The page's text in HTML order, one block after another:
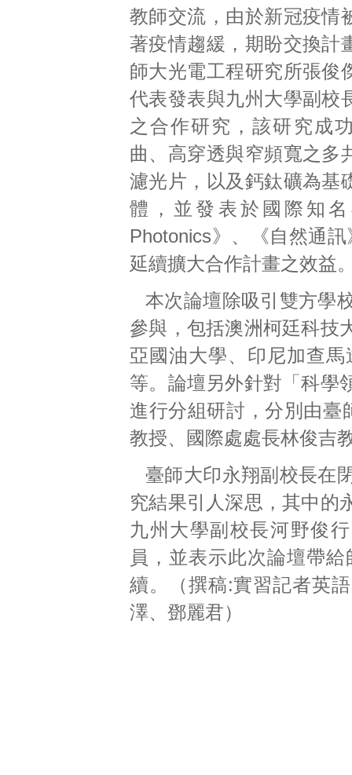
教師交流，由於新冠疫情
著疫情趨緩，期盼交換計
師大光電工程研究所張俊
代表發表與九州大學副校
之合作研究，該研究成
曲、高穿透與窄頻寬之多
濾光片，以及鈣鈦礦為基
體，並發表於國際知
Photonics》、《自然通
延續擴大合作計畫之效益
本次論壇除吸引雙方學
參與，包括澳洲柯廷科技
亞國油大學、印尼加查
等。論壇另外針對「科學
進行分組研討，分別由臺
教授、國際處處長林俊吉
臺師大印永翔副校長在
究結果引人深思，其中的
九州大學副校長河野俊
員，並表示此次論壇帶
續。（撰稿:實習記者英
澤、鄧麗君）